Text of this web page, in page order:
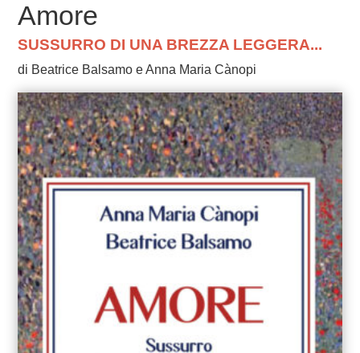
Amore
SUSSURRO DI UNA BREZZA LEGGERA...
di Beatrice Balsamo e Anna Maria Cànopi